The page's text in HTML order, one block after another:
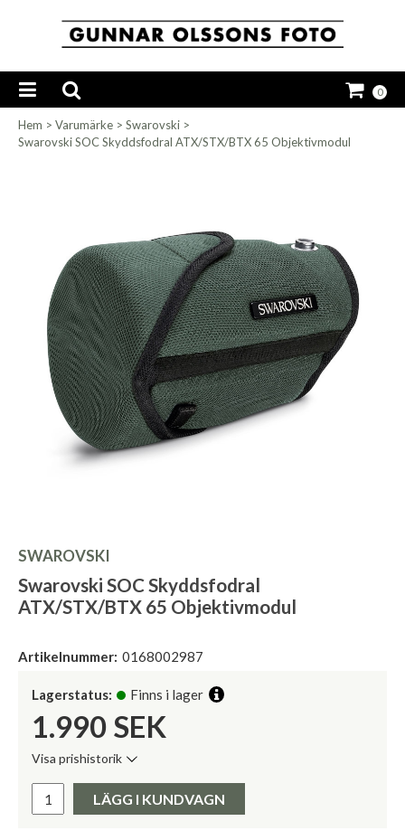
0
Hem > Varumärke > Swarovski >
Swarovski SOC Skyddsfodral ATX/STX/BTX 65 Objektivmodul
SWAROVSKI
Swarovski SOC Skyddsfodral
ATX/STX/BTX 65 Objektivmodul
Artikelnummer: 0168002987
Lagerstatus: Finns i lager
1.990 SEK
Visa prishistorik
Pris:
LÄGG I KUNDVAGN